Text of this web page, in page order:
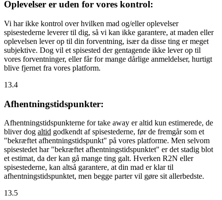
Oplevelser er uden for vores kontrol:
Vi har ikke kontrol over hvilken mad og/eller oplevelser
spisestederne leverer til dig, så vi kan ikke garantere, at maden eller
oplevelsen lever op til din forventning, især da disse ting er meget
subjektive. Dog vil et spisested der gentagende ikke lever op til
vores forventninger, eller får for mange dårlige anmeldelser, hurtigt
blive fjernet fra vores platform.
13.4
Afhentningstidspunkter:
Afhentningstidspunkterne for take away er altid kun estimerede, de
bliver dog altid godkendt af spisestederne, før de fremgår som et
"bekræftet afhentningstidspunkt" på vores platforme. Men selvom
spisestedet har "bekræftet afhentningstidspunktet" er det stadig blot
et estimat, da der kan gå mange ting galt. Hverken R2N eller
spisestederne, kan altså garantere, at din mad er klar til
afhentningstidspunktet, men begge parter vil gøre sit allerbedste.
13.5